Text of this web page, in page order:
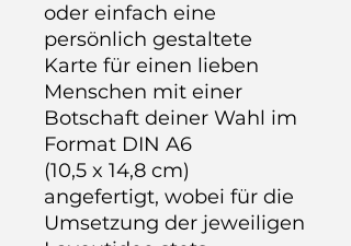
oder einfach eine
persönlich gestaltete
Karte für einen lieben
Menschen mit einer
Botschaft deiner Wahl im
Format DIN A6
(10,5 x 14,8 cm)
angefertigt, wobei für die
Umsetzung der jeweiligen